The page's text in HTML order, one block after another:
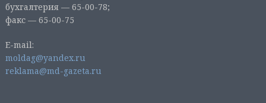
бухгалтерия — 65-00-78;
факс — 65-00-75
E-mail:
moldag@yandex.ru
reklama@md-gazeta.ru